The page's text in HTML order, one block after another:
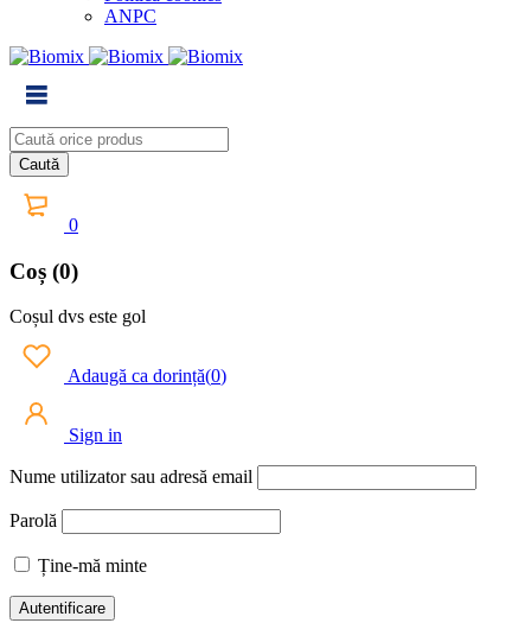
ANPC
0
Coș (0)
Coșul dvs este gol
Adaugă ca dorință(0)
Sign in
Nume utilizator sau adresă email
Parolă
Ține-mă minte